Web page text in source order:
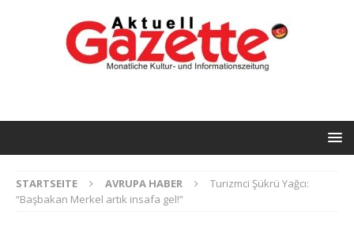
STARTSEITE AVRUPA HABER
Turizmci Şükrü Yağcı:
“Başbakan Merkel artık insafa gel!”